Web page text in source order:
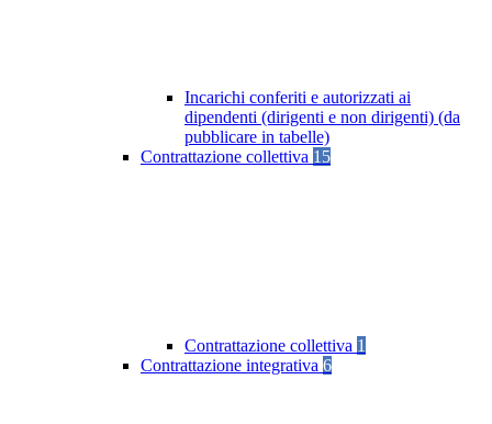
Incarichi conferiti e autorizzati ai
dipendenti (dirigenti e non dirigenti) (da
pubblicare in tabelle)
Contrattazione collettiva 15
Contrattazione collettiva 1
Contrattazione integrativa 6